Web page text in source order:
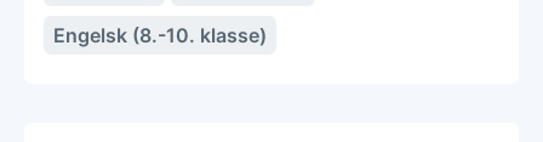
Engelsk (8.-10. klasse)